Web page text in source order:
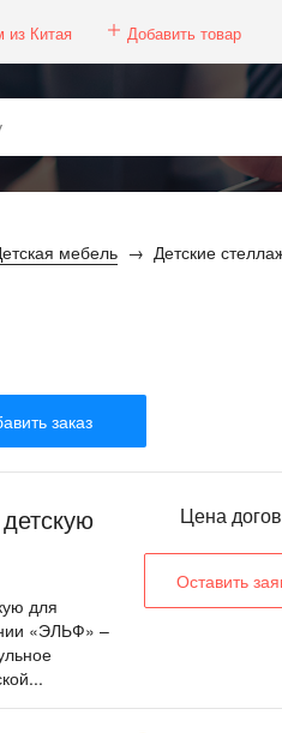
из Китая Добавить товар
мебель Детские
заказ
для
«ЭЛЬФ» –
Цена
Оставить